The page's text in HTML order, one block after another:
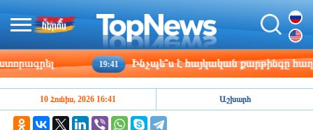
19:41 Ինչպե՞ս է հայկական քարթինգը
10 Հունիս, 2026 16:41 Աշխարհ